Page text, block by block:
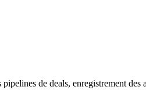
de deals, enregistrement